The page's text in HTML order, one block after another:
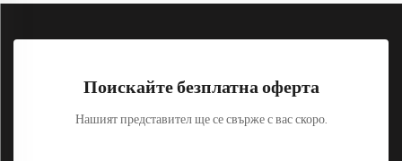
Поискайте безплатна оферта
Нашият представител ще се свърже с вас скоро.